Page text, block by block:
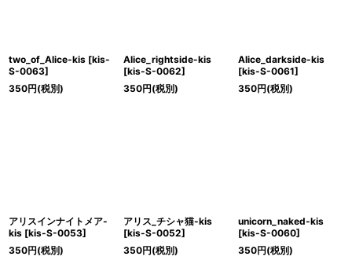
two_of_Alice-kis [kis-
S-0063]
350円(税別)
Alice_rightside-kis
[kis-S-0062]
350円(税別)
Alice_darkside-kis
[kis-S-0061]
350円(税別)
アリスインナイトメア-
kis [kis-S-0053]
350円(税別)
アリス_チシャ猫-kis
[kis-S-0052]
350円(税別)
unicorn_naked-kis
[kis-S-0060]
350円(税別)